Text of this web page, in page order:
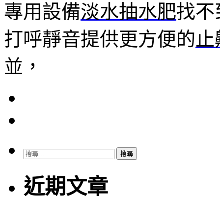
專用設備淡水抽水肥找不
打呼靜音提供更方便的
並，
搜
關
鍵
近期文章